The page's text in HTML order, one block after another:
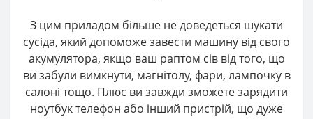
З цим приладом більше не доведеться шукати
сусіда, який допоможе завести машину від свого
акумулятора, якщо ваш раптом сів від того, що
ви забули вимкнути, магнітолу, фари, лампочку в
салоні тощо. Плюс ви завжди зможете зарядити
ноутбук телефон або інший пристрій, що дуже